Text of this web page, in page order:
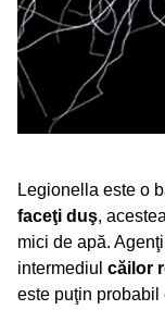
Legionella este o
faceţi duş,
mici de apă.
intermediul căilor
este puţin probabil